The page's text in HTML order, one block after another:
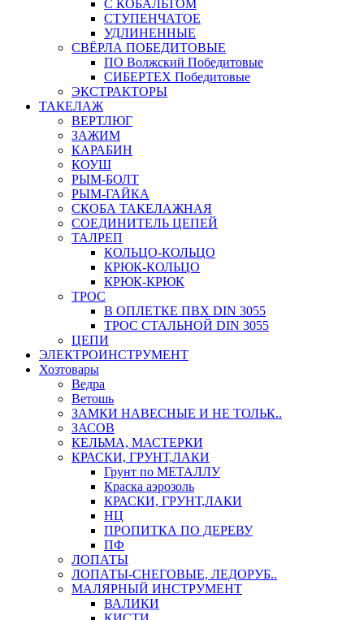
С КОБАЛЬТОМ
СТУПЕНЧАТОЕ
УДЛИНЕННЫЕ
СВЁРЛА ПОБЕДИТОВЫЕ
ПО Волжский Победитовые
СИБЕРТЕХ Победитовые
ЭКСТРАКТОРЫ
ТАКЕЛАЖ
ВЕРТЛЮГ
ЗАЖИМ
КАРАБИН
КОУШ
РЫМ-БОЛТ
РЫМ-ГАЙКА
СКОБА ТАКЕЛАЖНАЯ
СОЕДИНИТЕЛЬ ЦЕПЕЙ
ТАЛРЕП
КОЛЬЦО-КОЛЬЦО
КРЮК-КОЛЬЦО
КРЮК-КРЮК
ТРОС
В ОПЛЕТКЕ ПВХ DIN 3055
ТРОС СТАЛЬНОЙ DIN 3055
ЦЕПИ
ЭЛЕКТРОИНСТРУМЕНТ
Хозтовары
Ведра
Ветошь
ЗАМКИ НАВЕСНЫЕ И НЕ ТОЛЬК..
ЗАСОВ
КЕЛЬМА, МАСТЕРКИ
КРАСКИ, ГРУНТ,ЛАКИ
Грунт по МЕТАЛЛУ
Краска аэрозоль
КРАСКИ, ГРУНТ,ЛАКИ
НЦ
ПРОПИТКА ПО ДЕРЕВУ
ПФ
ЛОПАТЫ
ЛОПАТЫ-СНЕГОВЫЕ, ЛЕДОРУБ..
МАЛЯРНЫЙ ИНСТРУМЕНТ
ВАЛИКИ